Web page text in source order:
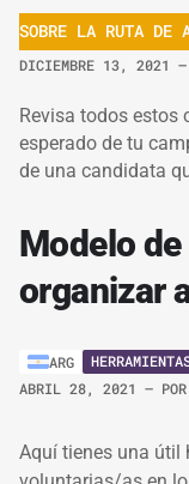
SOBRE LA RUTA DE
DICIEMBRE 13, 2021 –
Revisa todos estos
esperado de tu
de una candidata
Modelo
organizar
ARG
ABRIL 28, 2021 – POR
Aquí tienes una útil